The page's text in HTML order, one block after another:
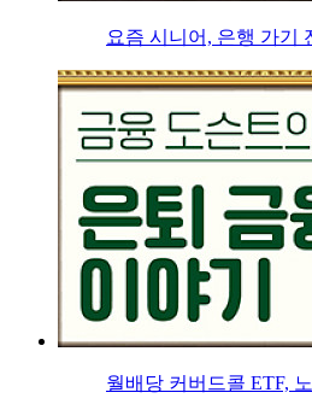
요즘 시니어, 은행 가기
월배당 커버드콜 ETF,